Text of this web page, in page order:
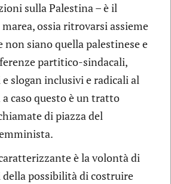
sulla Palestina – è il
ossia ritrovarsi assieme
non siano quella palestinese e
partitico-sindacali,
slogan inclusivi e radicali al
caso questo è un tratto
di piazza del
è la volontà di
possibilità di costruire